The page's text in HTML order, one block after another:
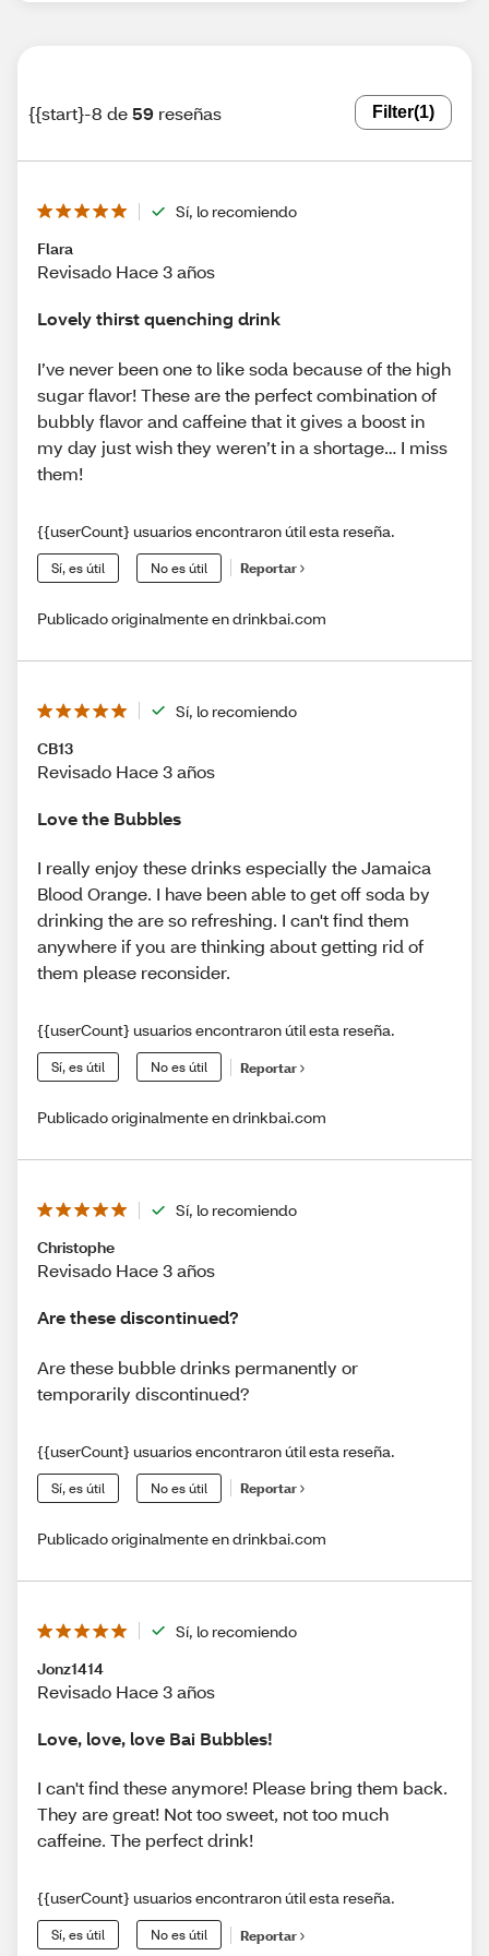
{{start}-8 de59 reseñas Filter(1)
Sí, lo recomiendo
Flara
Revisado Hace 3 años
Lovely thirst quenching drink
I’ve never been one to like soda because of the high
sugar flavor! These are the perfect combination of
bubbly flavor and caffeine that it gives a boost in
my day just wish they weren’t in a shortage… I miss
them!
{{userCount} usuarios encontraron útil esta reseña.
Sí, es útil No es útil Reportar
Publicado originalmente en drinkbai.com
Sí, lo recomiendo
CB13
Revisado Hace 3 años
Love the Bubbles
I really enjoy these drinks especially the Jamaica
Blood Orange. I have been able to get off soda by
drinking the are so refreshing. I can't find them
anywhere if you are thinking about getting rid of
them please reconsider.
{{userCount} usuarios encontraron útil esta reseña.
Sí, es útil No es útil Reportar
Publicado originalmente en drinkbai.com
Sí, lo recomiendo
Christophe
Revisado Hace 3 años
Are these discontinued?
Are these bubble drinks permanently or
temporarily discontinued?
{{userCount} usuarios encontraron útil esta reseña.
Sí, es útil No es útil Reportar
Publicado originalmente en drinkbai.com
Sí, lo recomiendo
Jonz1414
Revisado Hace 3 años
Love, love, love Bai Bubbles!
I can't find these anymore! Please bring them back.
They are great! Not too sweet, not too much
caffeine. The perfect drink!
{{userCount} usuarios encontraron útil esta reseña.
Sí, es útil No es útil Reportar